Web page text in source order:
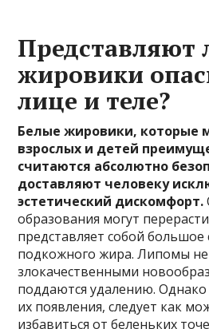
Представляют
жировики
лице и теле?
Белые жировики, которые
взрослых и детей
считаются абсолютно
доставляют человеку
эстетический дискомфорт.
образования могут
представляет собой большое
подкожного жира. Липомы не
злокачественными
поддаются удалению.
их появления, следует как
избавиться от беленьких